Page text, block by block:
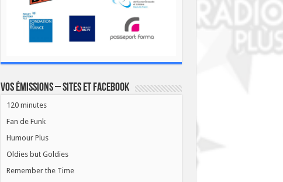
Vos émissions – Sites et Facebook
120 minutes
Fan de Funk
Humour Plus
Oldies but Goldies
Remember the Time